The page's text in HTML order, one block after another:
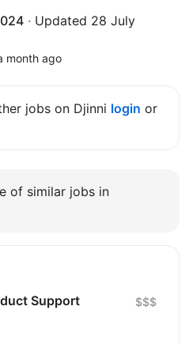
· Updated 28 July
month ago
jobs on Djinni login or
of similar jobs in
Support
$$$